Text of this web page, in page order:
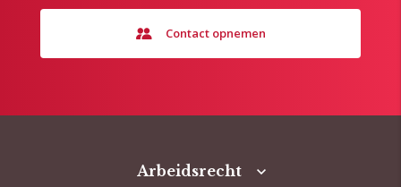
Contact opnemen
Arbeidsrecht